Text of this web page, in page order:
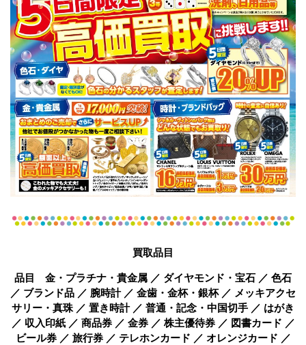
買取品目
品目 金・プラチナ・貴金属 ／ ダイヤモンド・宝石 ／ 色石
／ ブランド品 ／ 腕時計 ／ 金歯・金杯・銀杯 ／ メッキアクセ
サリー・真珠 ／ 置き時計 ／ 普通・記念・中国切手 ／ はがき
／ 収入印紙 ／ 商品券 ／ 金券 ／ 株主優待券 ／ 図書カード ／
ビール券 ／ 旅行券 ／ テレホンカード ／ オレンジカード ／